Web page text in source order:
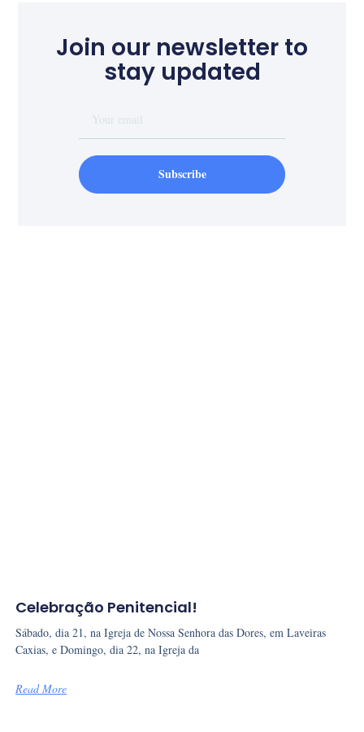
Join our newsletter to
stay updated
Subscribe
Celebração Penitencial!
Sábado, dia 21, na Igreja de Nossa Senhora das Dores, em Laveiras
Caxias, e Domingo, dia 22, na Igreja da
Read More